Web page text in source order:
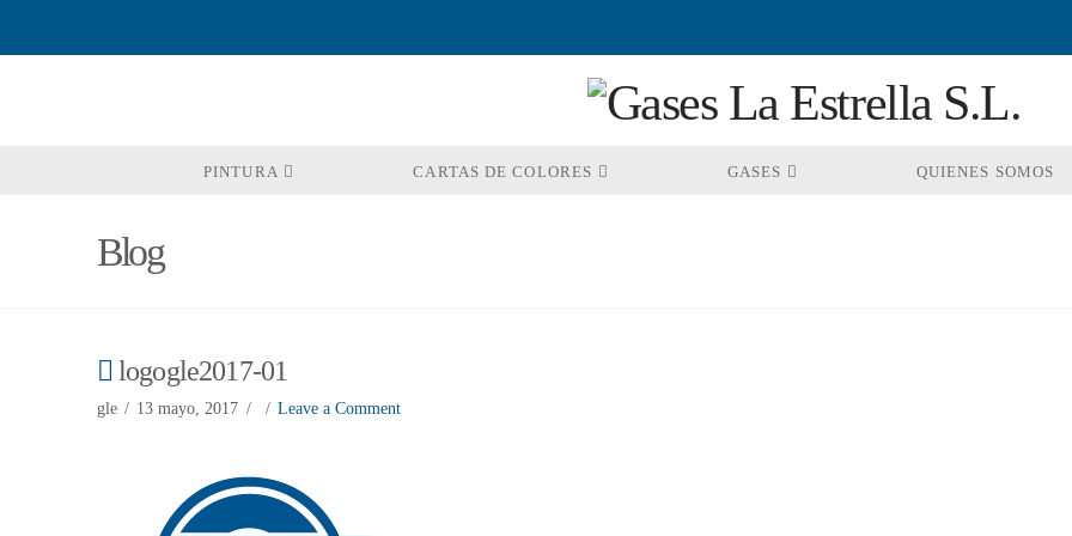
PINTURA CARTAS DE COLORES GASES QUIENES SOMOS
Blog
logogle2017-01
gle 13 mayo, 2017 Leave a Comment